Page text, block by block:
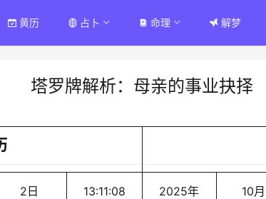
黄历 占卜 命理 解梦
塔罗牌解析：母亲的事业抉择
2日 13:11:08 2025年 10月